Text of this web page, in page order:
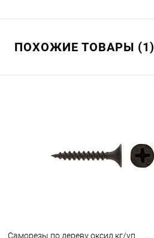
ПОХОЖИЕ ТОВАРЫ (1)
Саморезы по дереву оксид кг/уп